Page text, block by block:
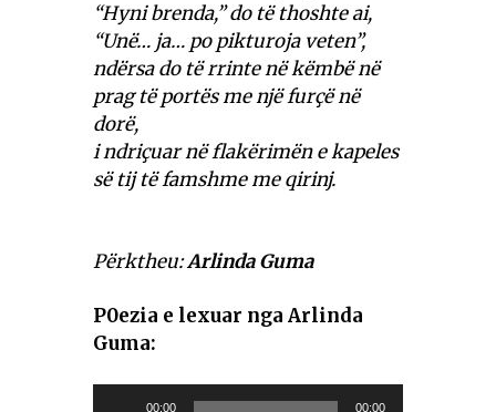
“Hyni brenda,” do të thoshte ai,
“Unë… ja… po pikturoja veten”,
ndërsa do të rrinte në këmbë në
prag të portës me një furçë në
dorë,
i ndriçuar në flakërimën e kapeles
së tij të famshme me qirinj.
Përktheu:Arlinda Guma
P0ezia e lexuar nga Arlinda
Guma:
Audio
00:00 00:00